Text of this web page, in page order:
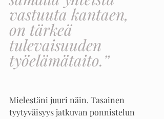
vastuuta kantaen,
on tärkeä
tulevaisuuden
työelämätaito.”
Mielestäni juuri näin. Tasainen
tyytyväisyys jatkuvan ponnistelun